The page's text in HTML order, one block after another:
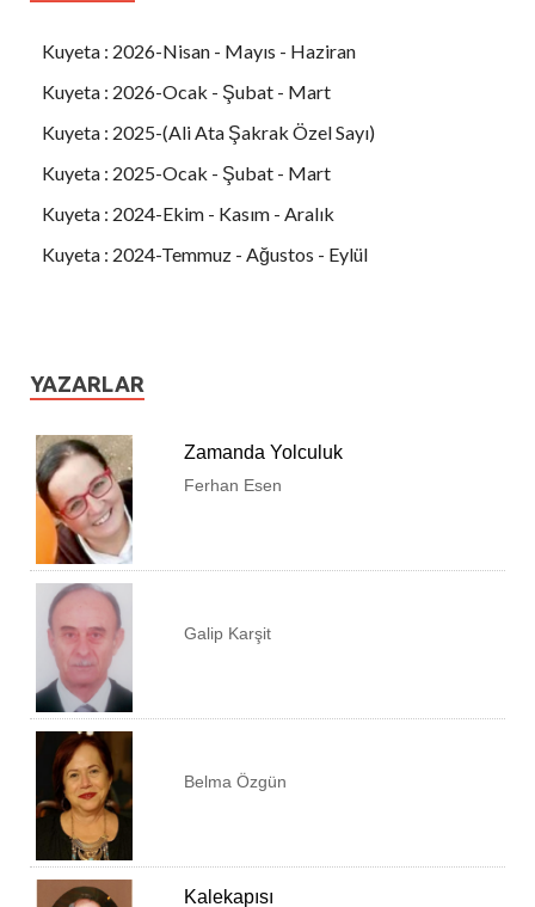
Kuyeta : 2026-Nisan - Mayıs - Haziran
Kuyeta : 2026-Ocak - Şubat - Mart
Kuyeta : 2025-(Ali Ata Şakrak Özel Sayı)
Kuyeta : 2025-Ocak - Şubat - Mart
Kuyeta : 2024-Ekim - Kasım - Aralık
Kuyeta : 2024-Temmuz - Ağustos - Eylül
YAZARLAR
Zamanda Yolculuk
Ferhan Esen
Galip Karşit
Belma Özgün
Kalekapısı
KUŞADASI BELEDİYESİ
KUŞADASI TİCARET ODASI